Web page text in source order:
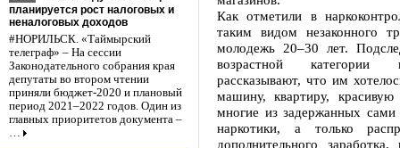
планируется рост налоговых и
неналоговых доходов
#НОРИЛЬСК. «Таймырский
телеграф» – На сессии
Законодательного собрания края
депутаты во втором чтении
приняли бюджет-2020 и плановый
период 2021–2022 годов. Один из
главных приоритетов документа –
…
Как отметили в
таким видом незаконного
молодежь 20–30 лет.
возрастной категории
рассказывают, что им
машину, квартиру,
многие из задержанных сами
наркотики, а только
дополнительного